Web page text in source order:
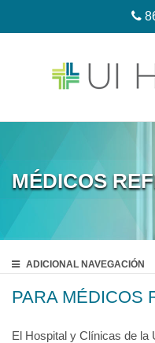
MÉDICOS
ADICIONAL NAVEGACIÓN
PARA MÉDICOS
El Hospital y Clínicas de la